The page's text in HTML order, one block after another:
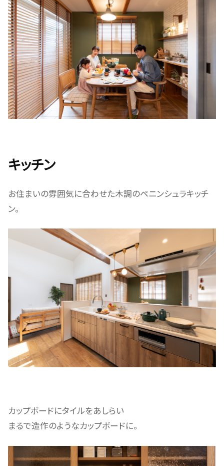
キッチン
お住まいの雰囲気に合わせた木調のペニンシュラキッチ
ン。
カップボードにタイルをあしらい
まるで造作のようなカップボードに。